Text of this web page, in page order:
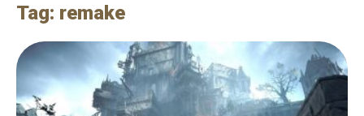
Tag: remake